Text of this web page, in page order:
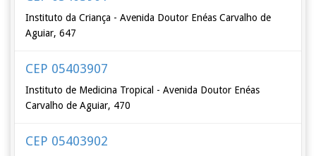
Instituto da Criança - Avenida Doutor Enéas Carvalho de
Aguiar, 647
CEP 05403907
Instituto de Medicina Tropical - Avenida Doutor Enéas
Carvalho de Aguiar, 470
CEP 05403902